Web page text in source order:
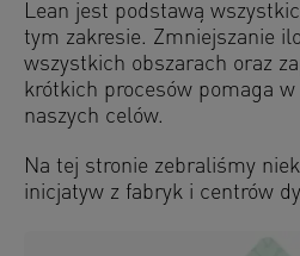
Lean jest podstawą
tym zakresie. Zmniejszanie
wszystkich obszarach oraz
krótkich procesów pomaga
naszych celów.
Na tej stronie zebraliśmy
inicjatyw z fabryk i centrów